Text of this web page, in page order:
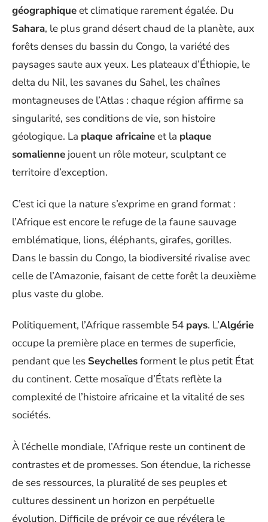
géographiqueet climatique rarement égalée. Du
Sahara, le plus grand désert chaud de la planète, aux
forêts denses du bassin du Congo, la variété des
paysages saute aux yeux. Les plateaux d’Éthiopie, le
delta du Nil, les savanes du Sahel, les chaînes
montagneuses de l’Atlas : chaque région affirme sa
singularité, ses conditions de vie, son histoire
géologique. La plaque africaineet la plaque
somalienne jouent un rôle moteur, sculptant ce
territoire d’exception.
C’est ici que la nature s’exprime en grand format :
l’Afrique est encore le refuge de la faune sauvage
emblématique, lions, éléphants, girafes, gorilles.
Dans le bassin du Congo, la biodiversité rivalise avec
celle de l’Amazonie, faisant de cette forêt la deuxième
plus vaste du globe.
Politiquement, l’Afrique rassemble 54 pays. L’Algérie
occupe la première place en termes de superficie,
pendant que les Seychellesforment le plus petit État
du continent. Cette mosaïque d’États reflète la
complexité de l’histoire africaine et la vitalité de ses
sociétés.
À l’échelle mondiale, l’Afrique reste un continent de
contrastes et de promesses. Son étendue, la richesse
de ses ressources, la pluralité de ses peuples et
cultures dessinent un horizon en perpétuelle
évolution. Difficile de prévoir ce que révélera le